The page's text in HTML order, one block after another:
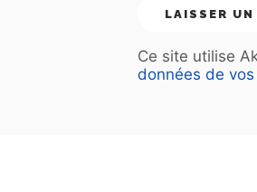
Ce site utilise
données de